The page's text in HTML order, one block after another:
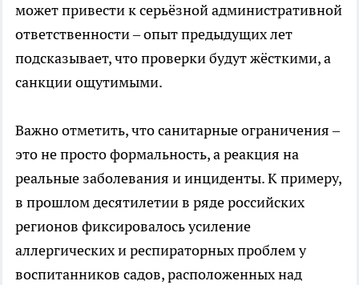
может привести к серьёзной административной
ответственности – опыт предыдущих лет
подсказывает, что проверки будут жёсткими, а
санкции ощутимыми.
Важно отметить, что санитарные ограничения –
это не просто формальность, а реакция на
реальные заболевания и инциденты. К примеру,
в прошлом десятилетии в ряде российских
регионов фиксировалось усиление
аллергических и респираторных проблем у
воспитанников садов, расположенных над